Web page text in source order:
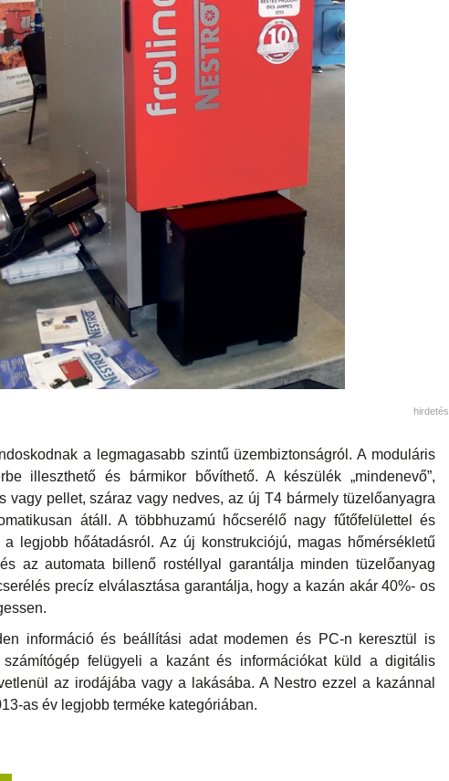
hirdetés
a legmagasabb szintű üzembiztonságról. A moduláris
illeszthető és bármikor bővíthető. A készülék „mindenevő”,
vagy pellet, száraz vagy nedves, az új T4 bármely tüzelőanyagra
átáll. A többhuzamú hőcserélő nagy fűtőfelülettel és
legjobb hőátadásról. Az új konstrukciójú, magas hőmérsékletű
az automata billenő rostéllyal garantálja minden tüzelőanyag
precíz elválasztása garantálja, hogy a kazán akár 40%- os
információ és beállítási adat modemen és PC-n keresztül is
számítógép felügyeli a kazánt és információkat küld a digitális
az irodájába vagy a lakásába. A Nestro ezzel a kazánnal
as év legjobb terméke kategóriában.